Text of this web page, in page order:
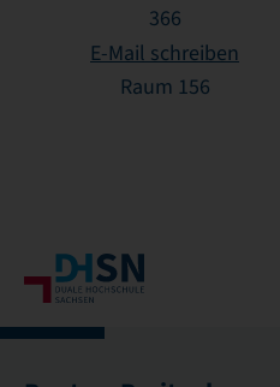
366
E-Mail schreiben
Raum 156